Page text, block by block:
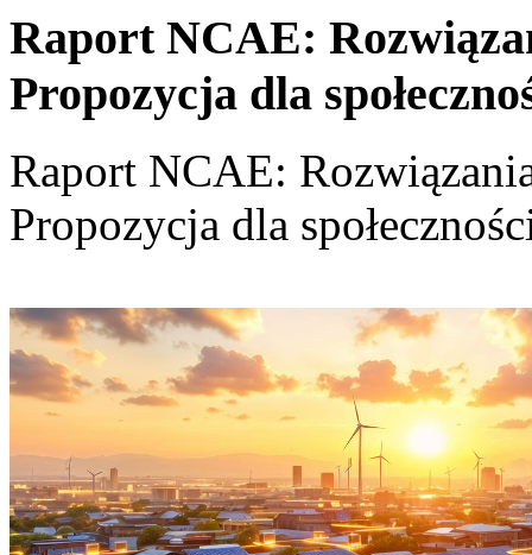
Raport NCAE:
Propozycja dla
Raport NCAE:
Propozycja dla